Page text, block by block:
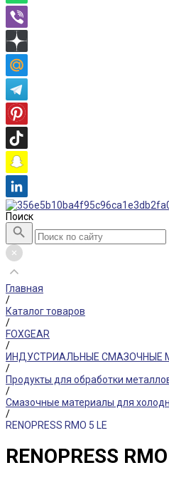
Поиск
Главная
/
Каталог товаров
/
FOXGEAR
/
ИНДУСТРИАЛЬНЫЕ СМАЗОЧНЫЕ
/
Продукты для обработки
/
Смазочные материалы для
/
RENOPRESS RMO 5 LE
RENOPRESS